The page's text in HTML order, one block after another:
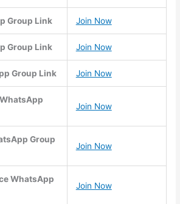
Group Link Join Now
Group Link Join Now
Group Link Join Now
Join Now
Group
Join Now
WhatsApp
Join Now